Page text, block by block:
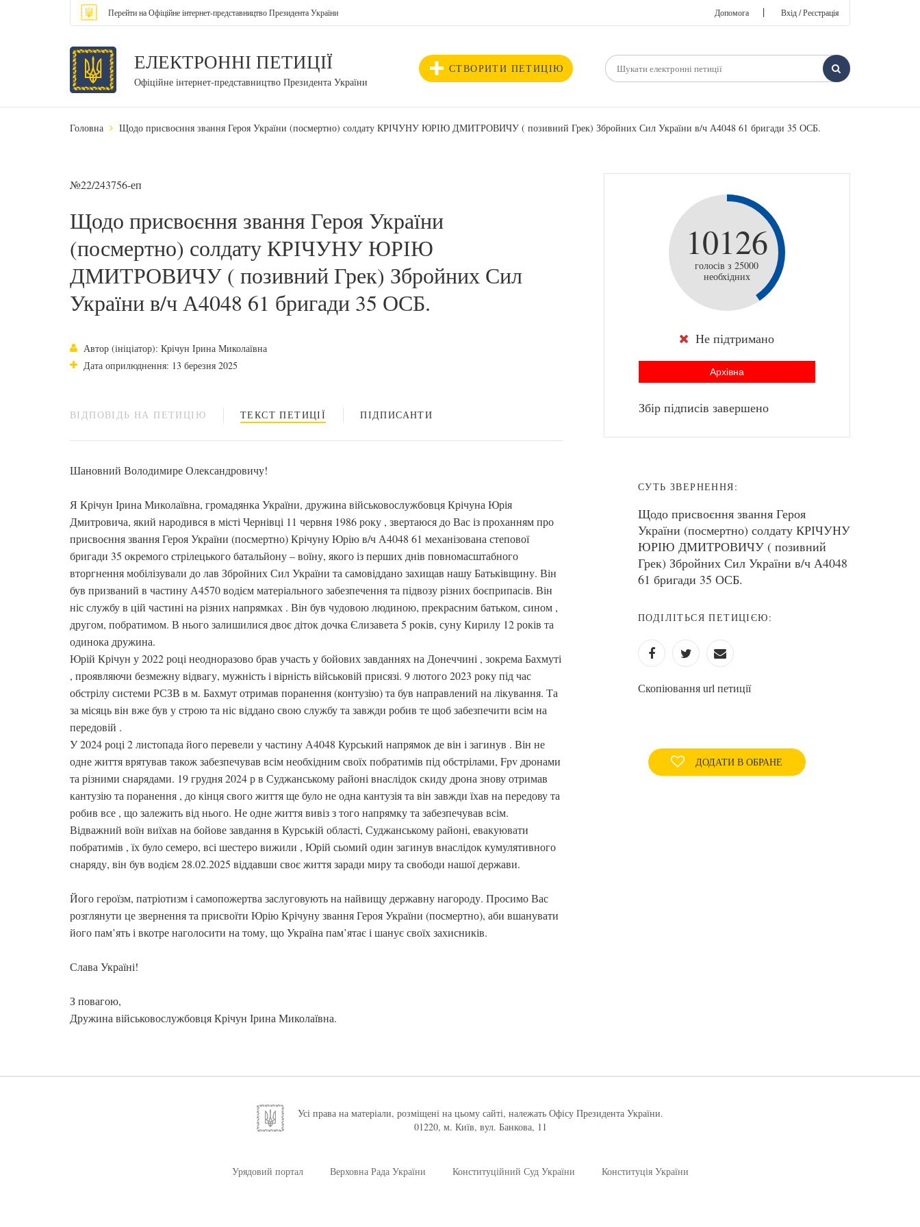
Перейти на Офіційне інтернет-представництво Президента України Допомога | Вхід / Реєстрація
ЕЛЕКТРОННІ ПЕТИЦІЇ
Офіційне інтернет-представництво Президента України
СТВОРИТИ ПЕТИЦІЮ
Головна Щодо присвоєння звання Героя України (посмертно) солдату КРІЧУНУ ЮРІЮ ДМИТРОВИЧУ ( позивний Грек) Збройних Сил України в/ч А4048 61 бригади 35 ОСБ.
№22/243756-еп
Щодо присвоєння звання Героя України
(посмертно) солдату КРІЧУНУ ЮРІЮ
ДМИТРОВИЧУ ( позивний Грек) Збройних Сил
України в/ч А4048 61 бригади 35 ОСБ.
Автор (ініціатор): Крічун Ірина Миколаївна
Дата оприлюднення: 13 березня 2025
ВІДПОВІДЬ НА ПЕТИЦІЮ ТЕКСТ ПЕТИЦІЇ ПІДПИСАНТИ
Шановний Володимире Олександровичу!
Я Крічун Ірина Миколаївна, громадянка України, дружина військовослужбовця Крічуна Юрія
Дмитровича, який народився в місті Чернівці 11 червня 1986 року , звертаюся до Вас із проханням про
присвоєння звання Героя України (посмертно) Крічуну Юрію в/ч А4048 61 механізована степової
бригади 35 окремого стрілецького батальйону – воїну, якого із перших днів повномасштабного
вторгнення мобілізували до лав Збройних Сил України та самовіддано захищав нашу Батьківщину. Він
був призваний в частину А4570 водієм матеріального забезпечення та підвозу різних боєприпасів. Він
ніс службу в цій частині на різних напрямках . Він був чудовою людиною, прекрасним батьком, сином ,
другом, побратимом. В нього залишилися двоє діток дочка Єлизавета 5 років, суну Кирилу 12 років та
одинока дружина.
Юрій Крічун у 2022 році неодноразово брав участь у бойових завданнях на Донеччині , зокрема Бахмуті
, проявляючи безмежну відвагу, мужність і вірність військовій присязі. 9 лютого 2023 року під час
обстрілу системи РСЗВ в м. Бахмут отримав поранення (контузію) та був направлений на лікування. Та
за місяць він вже був у строю та ніс віддано свою службу та завжди робив те щоб забезпечити всім на
передовій .
У 2024 році 2 листопада його перевели у частину А4048 Курський напрямок де він і загинув . Він не
одне життя врятував також забезпечував всім необхідним своїх побратимів під обстрілами, Fpv дронами
та різними снарядами. 19 грудня 2024 р в Суджанському районі внаслідок скиду дрона знову отримав
кантузію та поранення , до кінця свого життя ще було не одна кантузія та він завжди їхав на передову та
робив все , що залежить від нього. Не одне життя вивіз з того напрямку та забезпечував всім.
Відважний воїн виїхав на бойове завдання в Курській області, Суджанському районі, евакуювати
побратимів , їх було семеро, всі шестеро вижили , Юрій сьомий один загинув внаслідок кумулятивного
снаряду, він був водієм 28.02.2025 віддавши своє життя заради миру та свободи нашої держави.
Його героїзм, патріотизм і самопожертва заслуговують на найвищу державну нагороду. Просимо Вас
розглянути це звернення та присвоїти Юрію Крічуну звання Героя України (посмертно), аби вшанувати
його пам’ять і вкотре наголосити на тому, що Україна пам’ятає і шанує своїх захисників.
Слава Україні!
З повагою,
Дружина військовослужбовця Крічун Ірина Миколаївна.
10126
голосів з 25000
необхідних
Не підтримано
Архівна
Збір підписів завершено
СУТЬ ЗВЕРНЕННЯ:
Щодо присвоєння звання Героя
України (посмертно) солдату КРІЧУНУ
ЮРІЮ ДМИТРОВИЧУ ( позивний
Грек) Збройних Сил України в/ч А4048
61 бригади 35 ОСБ.
ПОДІЛІТЬСЯ ПЕТИЦІЄЮ:
Скопіювання url петиції
ДОДАТИ В ОБРАНЕ
Усі права на матеріали, розміщені на цьому сайті, належать Офісу Президента України.
01220, м. Київ, вул. Банкова, 11
Урядовий портал Верховна Рада України Конституційний Суд України Конституція України